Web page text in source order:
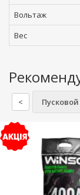
Вольтаж
Вес
<